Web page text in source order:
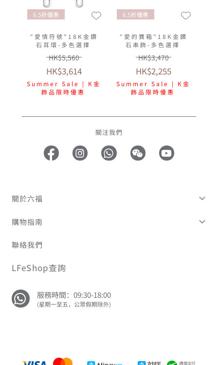
6.5折優惠
"愛情符號"18K金鑽
石耳環-多色選擇
HK$5,560
HK$3,614
Summer Sale | K金
飾品限時優惠
6.5折優惠
"愛的寶箱"18K金鑽
石串飾-多色選擇
HK$3,470
HK$2,255
Summer Sale | K金
飾品限時優惠
關注我們
關於六福
購物指南
聯絡我們
LFeShop查詢
服務時間：09:30-18:00
(星期一至五，公眾假期除外)